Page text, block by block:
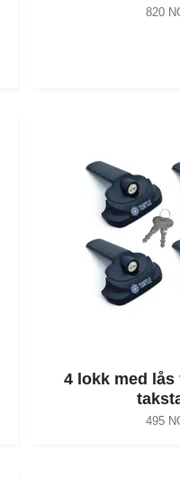
820
4 lokk med lås
495